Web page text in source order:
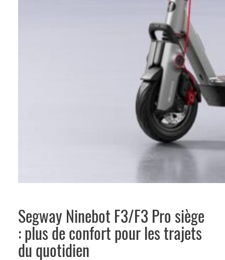
Segway Ninebot F3/F3 Pro siège
: plus de confort pour les trajets
du quotidien